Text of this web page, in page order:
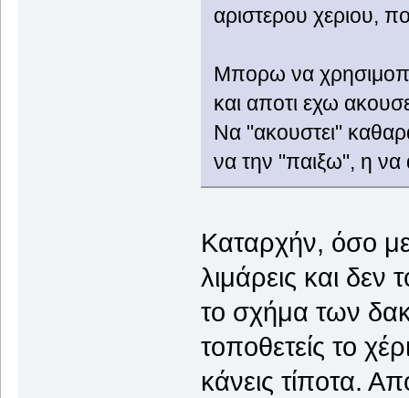
αριστερου χεριου,
Μπορω να
και αποτι εχω
Να "ακουστει"
να την "παιξω", η να
Καταρχήν, όσο
λιμάρεις και δεν
το σχήμα των
τοποθετείς το
κάνεις τίποτα.